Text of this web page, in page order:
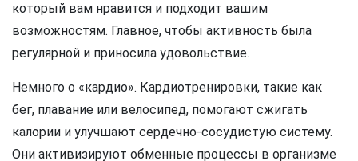
который вам нравится и подходит вашим
возможностям. Главное, чтобы активность была
регулярной и приносила удовольствие.
Немного о «кардио». Кардиотренировки, такие как
бег, плавание или велосипед, помогают сжигать
калории и улучшают сердечно-сосудистую систему.
Они активизируют обменные процессы в организме